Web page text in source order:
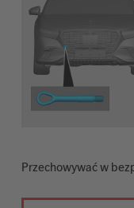
Przechowywać w